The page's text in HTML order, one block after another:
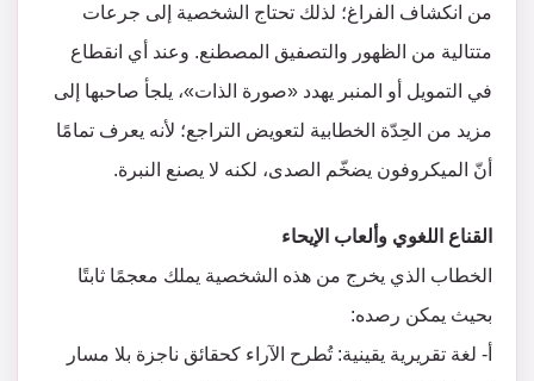
من انكشاف الفراغ؛ لذلك تحتاج الشخصية إلى جرعات
متتالية من الظهور والتصفيق المصطنع. وعند أي انقطاع
في التمويل أو المنبر يهدد «صورة الذات»، يلجأ صاحبها إلى
مزيد من الحِدّة الخطابية لتعويض التراجع؛ لأنه يعرف تمامًا
أنّ الميكروفون يضخّم الصدى، لكنه لا يصنع النبرة.
القناع اللغوي وألعاب الإيحاء
الخطاب الذي يخرج من هذه الشخصية يملك معجمًا ثابتًا
بحيث يمكن رصده:
أ‌- لغة تقريرية يقينية: تُطرح الآراء كحقائق ناجزة بلا مسار